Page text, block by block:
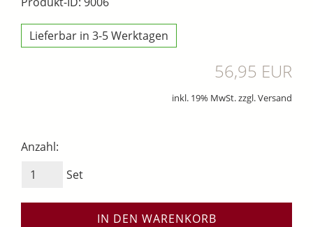
Lieferbar in 3-5 Werktagen
56,95 EUR
inkl. 19% MwSt. zzgl. Versand
Anzahl:
Set
IN DEN WARENKORB